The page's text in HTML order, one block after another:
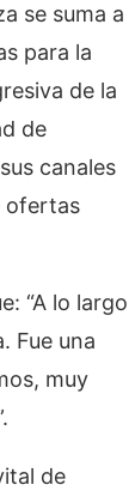
se suma a
para la
de la
de
canales
ofertas
“A lo largo
Fue una
muy
de